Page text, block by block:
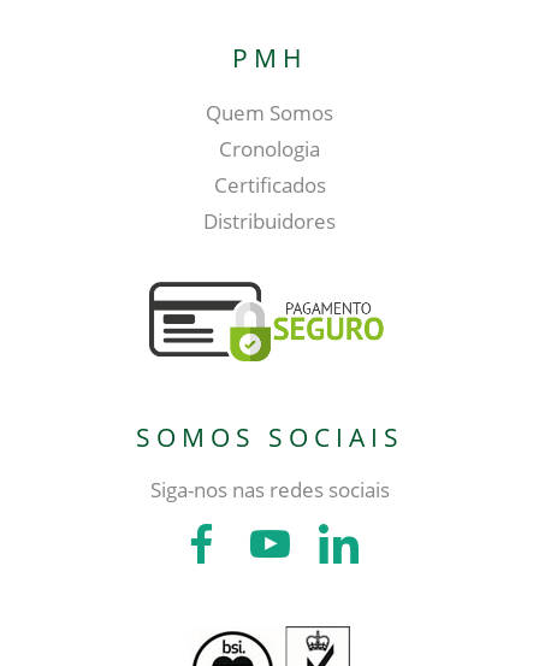
PMH
Quem Somos
Cronologia
Certificados
Distribuidores
SOMOS SOCIAIS
Siga-nos nas redes sociais